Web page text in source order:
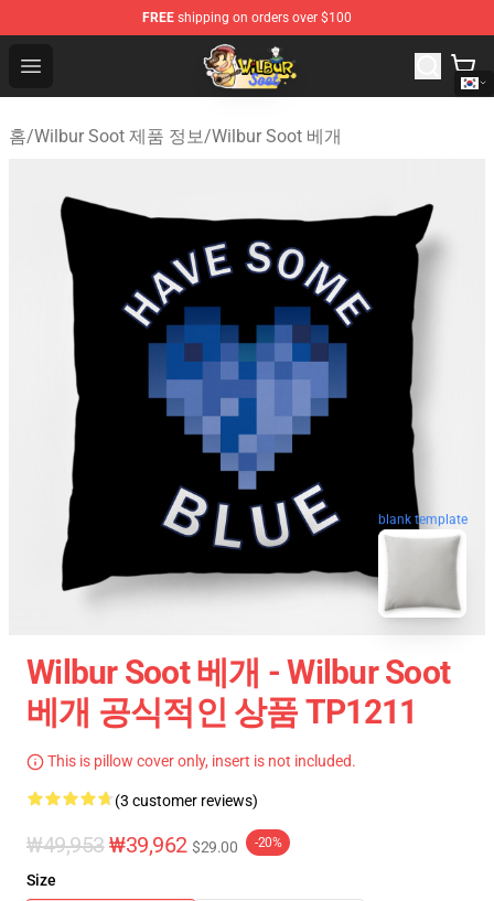
FREE shipping on orders over $100
Open menu
Wilbur Soot Shop - Official Wilbur Soot Merchandise
홈/Wilbur Soot 제품 정보/Wilbur Soot 베개
blank template
Wilbur Soot 베개 - Wilbur Soot
베개 공식적인 상품 TP1211
This is pillow cover only, insert is not included.
(3 customer reviews)
₩49,953 ₩39,962 $29.00 -20%
Size